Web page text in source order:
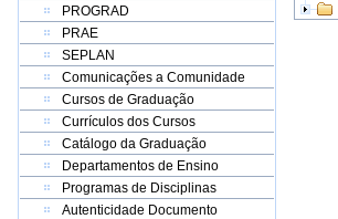
PROGRAD
PRAE
SEPLAN
Comunicações a Comunidade
Cursos de Graduação
Currículos dos Cursos
Catálogo da Graduação
Departamentos de Ensino
Programas de Disciplinas
Autenticidade Documento